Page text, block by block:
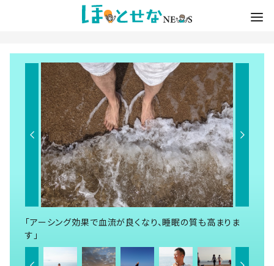
「アーシング効果で血流が良くなり、睡眠の質も高まりま
す」